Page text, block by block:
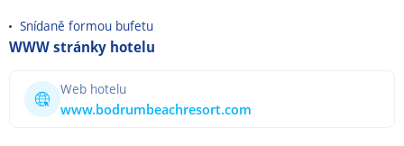
Snídaně formou bufetu
WWW stránky hotelu
Web hotelu
www.bodrumbeachresort.com